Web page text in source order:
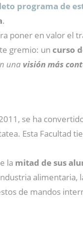
programa de
.
poner en valor el
gremio: un curso
una visión más
se ha
Esta Facultad
la mitad de sus
alimentaria,
de mandos